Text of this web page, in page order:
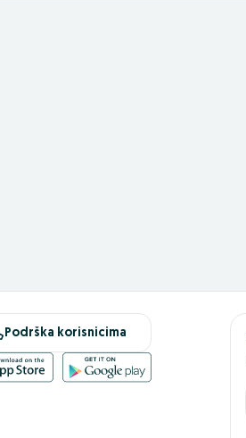
Podrška korisnicima